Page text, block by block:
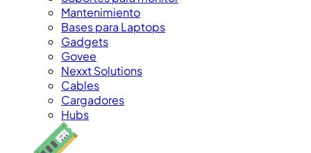
Mantenimiento
Bases para Laptops
Gadgets
Govee
Nexxt Solutions
Cables
Cargadores
Hubs